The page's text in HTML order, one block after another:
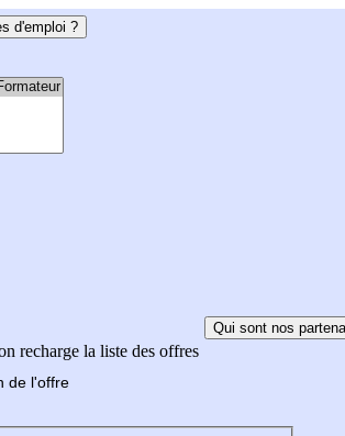
d'emploi ?
recharge la liste des offres
Qui sont nos
de l'offre